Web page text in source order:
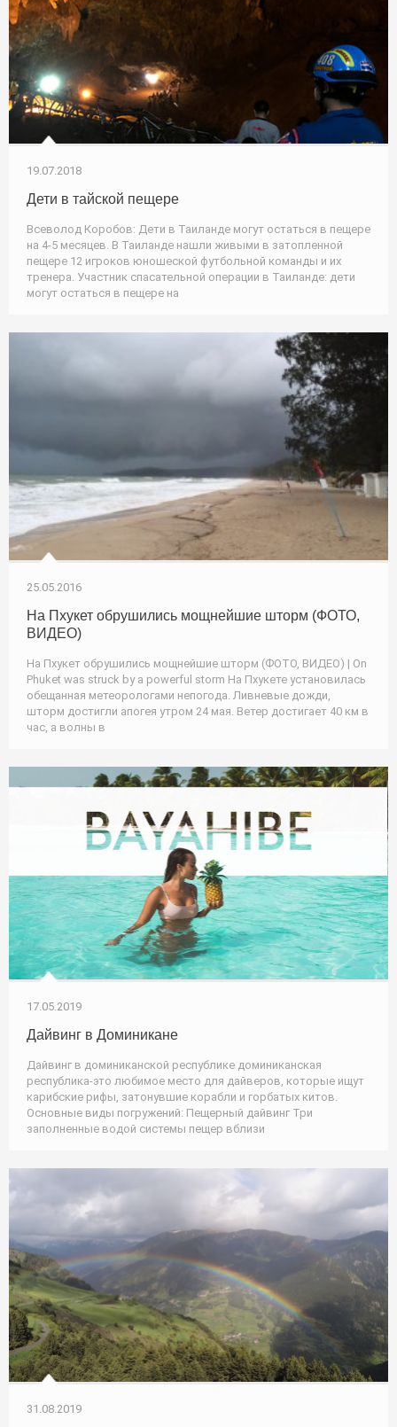
19.07.2018
Дети в тайской пещере
Всеволод Коробов: Дети в Таиланде могут остаться в пещере
на 4-5 месяцев. В Таиланде нашли живыми в затопленной
пещере 12 игроков юношеской футбольной команды и их
тренера. Участник спасательной операции в Таиланде: дети
могут остаться в пещере на
25.05.2016
На Пхукет обрушились мощнейшие шторм (ФОТО,
ВИДЕО)
На Пхукет обрушились мощнейшие шторм (ФОТО, ВИДЕО) | On
Phuket was struck by a powerful storm На Пхукете установилась
обещанная метеорологами непогода. Ливневые дожди,
шторм достигли апогея утром 24 мая. Ветер достигает 40 км в
час, а волны в
17.05.2019
Дайвинг в Доминикане
Дайвинг в доминиканской республике доминиканская
республика-это любимое место для дайверов, которые ищут
карибские рифы, затонувшие корабли и горбатых китов.
Основные виды погружений: Пещерный дайвинг Три
заполненные водой системы пещер вблизи
31.08.2019